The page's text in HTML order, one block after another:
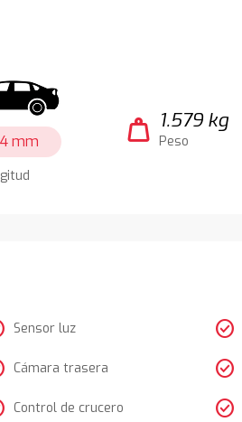
mm weight 1.579 kg
Peso
Sensor luz
Cámara trasera
Control de crucero
check_circle
check_circle
check_circle